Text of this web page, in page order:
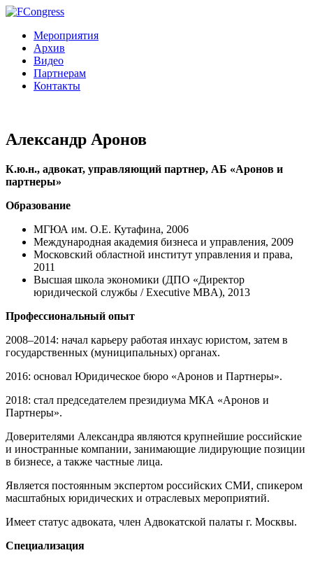
Мероприятия
Архив
Видео
Партнерам
Контакты
Александр Аронов
К.ю.н., адвокат, управляющий партнер, АБ «Аронов и
партнеры»
Образование
МГЮА им. О.Е. Кутафина, 2006
Международная академия бизнеса и управления, 2009
Московский областной институт управления и права,
2011
Высшая школа экономики (ДПО «Директор
юридической службы / Executive MBA), 2013
Профессиональный опыт
2008–2014: начал карьеру работая инхаус юристом, затем в
государственных (муниципальных) органах.
2016: основал Юридическое бюро «Аронов и Партнеры».
2018: стал председателем президиума МКА «Аронов и
Партнеры».
Доверителями Александра являются крупнейшие российские
и иностранные компании, занимающие лидирующие позиции
в бизнесе, а также частные лица.
Является постоянным экспертом российских СМИ, спикером
масштабных юридических и отраслевых мероприятий.
Имеет статус адвоката, член Адвокатской палаты г. Москвы.
Специализация